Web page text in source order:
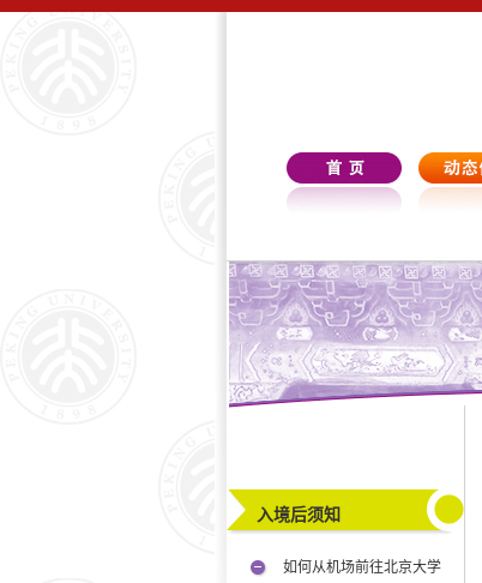
入境后须知
如何从机场前往北京大学